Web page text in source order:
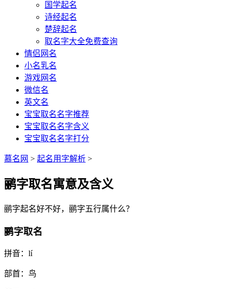
国学起名
诗经起名
楚辞起名
取名字大全免费查询
情侣网名
小名乳名
游戏网名
微信名
英文名
宝宝取名名字推荐
宝宝取名名字含义
宝宝取名名字打分
慕名网 > 起名用字解析 >
鹂字取名寓意及含义
鹂字起名好不好， 鹂字五行属什么？
鹂字取名
拼音： lí
部首： 鸟